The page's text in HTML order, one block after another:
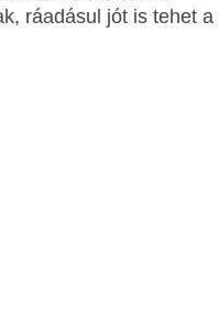
ráadásul jót is tehet a